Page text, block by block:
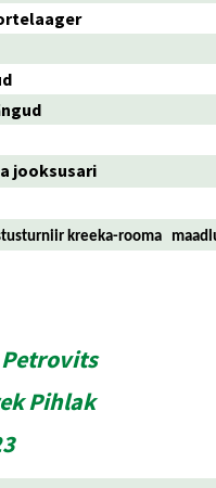
jooksusari
kreeka-rooma
Pihlak